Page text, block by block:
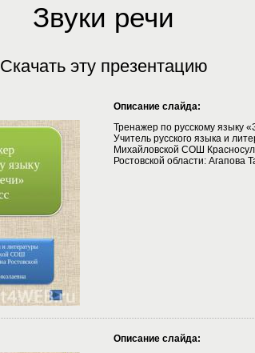
Звуки речи
Скачать эту презентацию
Описание слайда:
Тренажер по русскому языку
Учитель русского языка и
Михайловской СОШ
Ростовской области: Агапова
Описание слайда: